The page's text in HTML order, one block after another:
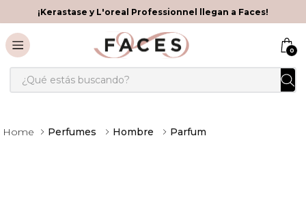
¡Kerastase y L'oreal Professionnel llegan a Faces!
0
¿Qué estás buscando?
Perfumes Hombre Parfum